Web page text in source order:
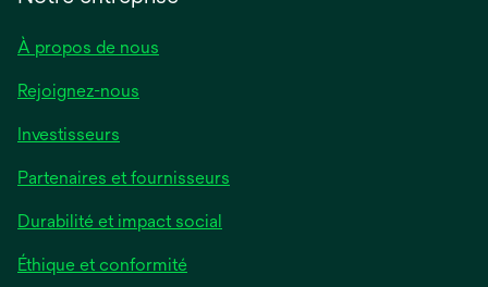
À propos de nous
Rejoignez-nous
Investisseurs
Partenaires et fournisseurs
Durabilité et impact social
Éthique et conformité